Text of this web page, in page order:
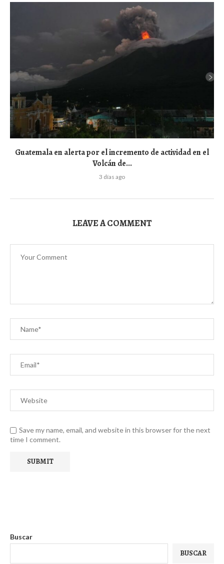
Guatemala en alerta por el incremento de actividad en el
Volcán de...
3 días ago
LEAVE A COMMENT
Save my name, email, and website in this browser for the next
time I comment.
Buscar
BUSCAR